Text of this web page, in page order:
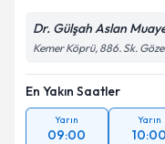
Dr. Gülşah Aslan
Kemer Köprü, 886. Sk.
En Yakın Saatler
Yarın
09:00
Yarın
10:00